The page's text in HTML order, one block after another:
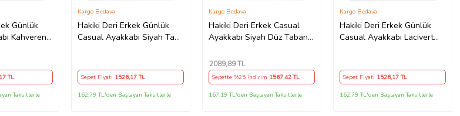
Günlük
Kahverengi
TL
Taksitlerle
Hakiki Deri Erkek Günlük
Casual Ayakkabı Siyah Taba
Kargo Bedava
Sepet Fiyatı 1526,17 TL
162,79 TL'den Başlayan Taksitlerle
Hakiki Deri Erkek Casual
Ayakkabı Siyah Düz Taban
Kargo Bedava
2089,89 TL
Sepette %25 İndirim 1567,42 TL
167,19 TL'den Başlayan Taksitlerle
Hakiki Deri Erkek Günlük
Casual Ayakkabı Lacivert
Kargo Bedava
Sepet Fiyatı 1526,17 TL
162,79 TL'den Başlayan Taksitlerle